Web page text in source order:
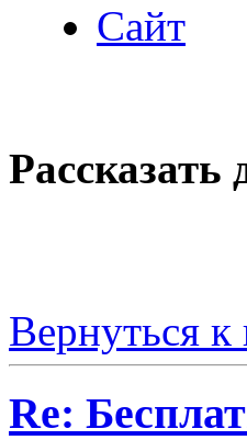
Сайт
Рассказать
Вернуться к
Re: